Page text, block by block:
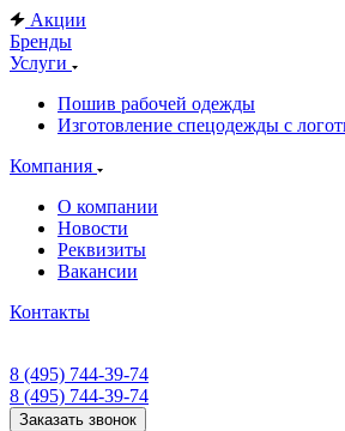
Акции
Бренды
Услуги
Пошив рабочей одежды
Изготовление спецодежды с
Компания
О компании
Новости
Реквизиты
Вакансии
Контакты
8 (495) 744-39-74
8 (495) 744-39-74
Заказать звонок